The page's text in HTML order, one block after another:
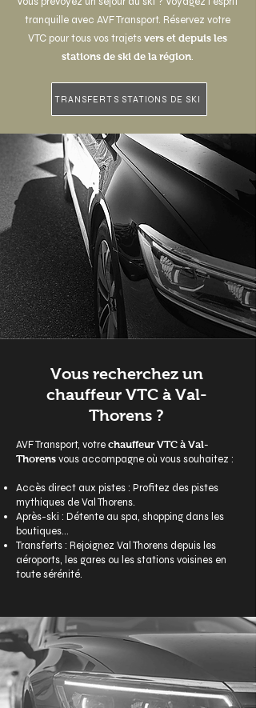
tranquille avec AVF Transport. Réservez votre
VTC pour tous vos trajets vers et depuis les
stations de ski de la région.
TRANSFERTS STATIONS DE SKI
Vous recherchez un
chauffeur VTC à Val-
Thorens ?
AVF Transport, votre chauffeur VTC à Val-
Thorens vous accompagne où vous souhaitez :
Accès direct aux pistes : Profitez des pistes
mythiques de Val Thorens.
Après-ski : Détente au spa, shopping dans les
boutiques...
Transferts : Rejoignez Val Thorens depuis les
aéroports, les gares ou les stations voisines en
toute sérénité.